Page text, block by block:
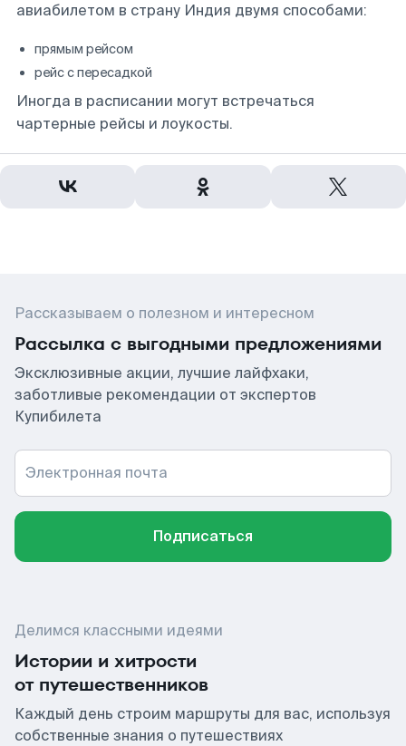
авиабилетом в страну Индия двумя способами:
прямым рейсом
рейс с пересадкой
Иногда в расписании могут встречаться
чартерные рейсы и лоукосты.
Рассказываем о полезном и интересном
Рассылка с выгодными предложениями
Эксклюзивные акции, лучшие лайфхаки,
заботливые рекомендации от экспертов
Купибилета
Электронная почта
Подписаться
Делимся классными идеями
Истории и хитрости
от путешественников
Каждый день строим маршруты для вас, используя
собственные знания о путешествиях